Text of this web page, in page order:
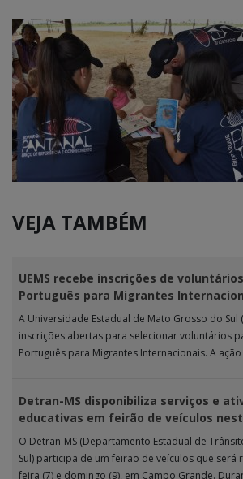
VEJA TAMBÉM
UEMS recebe inscrições de
Português para Migrantes
A Universidade Estadual de Mato Grosso do Sul
inscrições abertas para selecionar voluntários
Português para Migrantes Internacionais. A
Detran-MS disponibiliza serviços e
educativas em feirão de veículos
O Detran-MS (Departamento Estadual de
Sul) participa de um feirão de veículos que será
feira (7) e domingo (9), em Campo Grande.